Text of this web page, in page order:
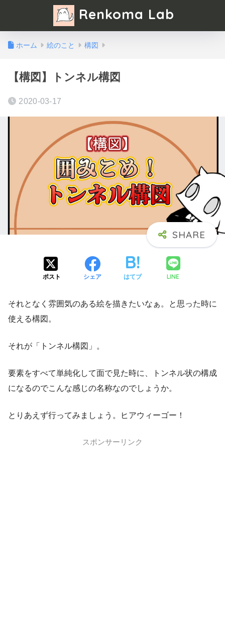
Renkoma Lab
ホーム 絵のこと 構図
【構図】トンネル構図
2020-03-17
ポスト シェア はてブ LINE
それとなく雰囲気のある絵を描きたいなぁ。と思った時に
使える構図。
それが「トンネル構図」。
要素をすべて単純化して面で見た時に、トンネル状の構成
になるのでこんな感じの名称なのでしょうか。
とりあえず行ってみましょう。ヒアウィーゴー！
スポンサーリンク